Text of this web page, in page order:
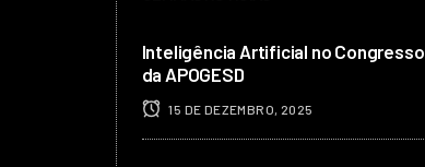
Inteligência Artificial no Congresso
da APOGESD
15 DE DEZEMBRO, 2025